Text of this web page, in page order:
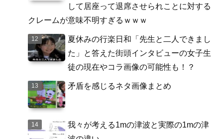
して居座って退席させられことに対する
クレームが意味不明すぎるｗｗｗ
夏休みの行楽日和「先生と二人できまし
た」と答えた街頭インタビューの女子生
徒の現在やコラ画像の可能性も！？
矛盾を感じるネタ画像まとめ
我々が考える1mの津波と実際の1mの津